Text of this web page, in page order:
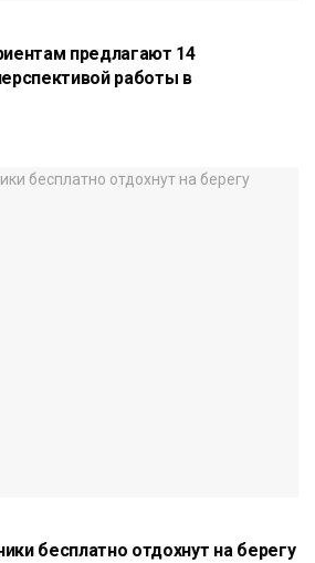
предлагают 14
работы в
бесплатно отдохнут на берегу